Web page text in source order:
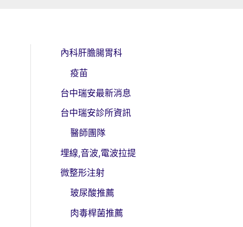
內科肝膽腸胃科
疫苗
台中瑞安最新消息
台中瑞安診所資訊
醫師團隊
埋線,音波,電波拉提
微整形注射
玻尿酸推薦
肉毒桿菌推薦